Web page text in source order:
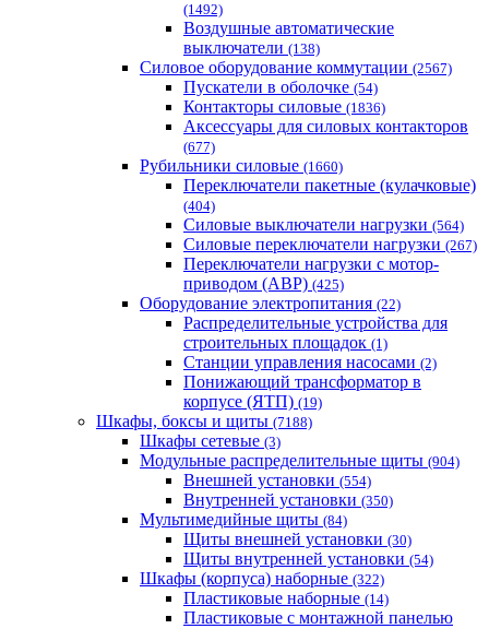
(1492)
Воздушные автоматические
выключатели (138)
Силовое оборудование коммутации (2567)
Пускатели в оболочке (54)
Контакторы силовые (1836)
Аксессуары для силовых контакторов
(677)
Рубильники силовые (1660)
Переключатели пакетные (кулачковые)
(404)
Силовые выключатели нагрузки (564)
Cиловые переключатели нагрузки (267)
Переключатели нагрузки с мотор-
приводом (АВР) (425)
Оборудование электропитания (22)
Распределительные устройства для
строительных площадок (1)
Станции управления насосами (2)
Понижающий трансформатор в
корпусе (ЯТП) (19)
Шкафы, боксы и щиты (7188)
Шкафы сетевые (3)
Модульные распределительные щиты (904)
Внешней установки (554)
Внутренней установки (350)
Мультимедийные щиты (84)
Щиты внешней установки (30)
Щиты внутренней установки (54)
Шкафы (корпуса) наборные (322)
Пластиковые наборные (14)
Пластиковые с монтажной панелью